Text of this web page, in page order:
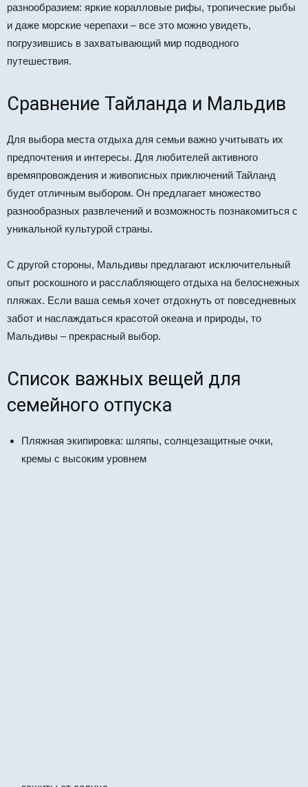
разнообразием: яркие коралловые рифы, тропические рыбы
и даже морские черепахи – все это можно увидеть,
погрузившись в захватывающий мир подводного
путешествия.
Сравнение Тайланда и Мальдив
Для выбора места отдыха для семьи важно учитывать их
предпочтения и интересы. Для любителей активного
времяпровождения и живописных приключений Тайланд
будет отличным выбором. Он предлагает множество
разнообразных развлечений и возможность познакомиться с
уникальной культурой страны.
С другой стороны, Мальдивы предлагают исключительный
опыт роскошного и расслабляющего отдыха на белоснежных
пляжах. Если ваша семья хочет отдохнуть от повседневных
забот и наслаждаться красотой океана и природы, то
Мальдивы – прекрасный выбор.
Список важных вещей для
семейного отпуска
Пляжная экипировка: шляпы, солнцезащитные очки,
кремы с высоким уровнем